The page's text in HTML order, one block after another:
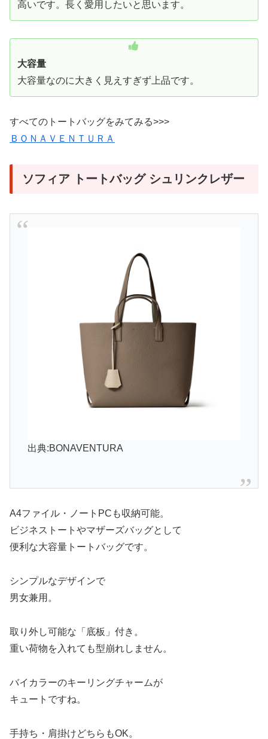
高いです。長く愛用したいと思います。
大容量
大容量なのに大きく見えすぎず上品です。
すべてのトートバッグをみてみる>>>
ＢＯＮＡＶＥＮＴＵＲＡ
ソフィア トートバッグ シュリンクレザー
出典:BONAVENTURA
A4ファイル・ノートPCも収納可能。
ビジネストートやマザーズバッグとして
便利な大容量トートバッグです。
シンプルなデザインで
男女兼用。
取り外し可能な「底板」付き。
重い荷物を入れても型崩れしません。
バイカラーのキーリングチャームが
キュートですね。
手持ち・肩掛けどちらもOK。